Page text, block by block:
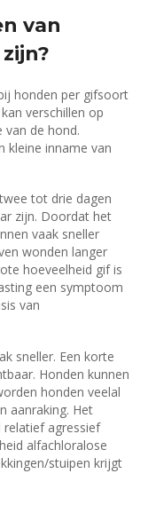
van
honden per gifsoort
verschillen op
de hond.
kleine inname van
tot drie dagen
zijn. Doordat het
vaak sneller
wonden langer
hoeveelheid gif is
een symptoom
van
sneller. Een korte
Honden kunnen
honden veelal
aanraking. Het
relatief agressief
alfachloralose
stuipen krijgt